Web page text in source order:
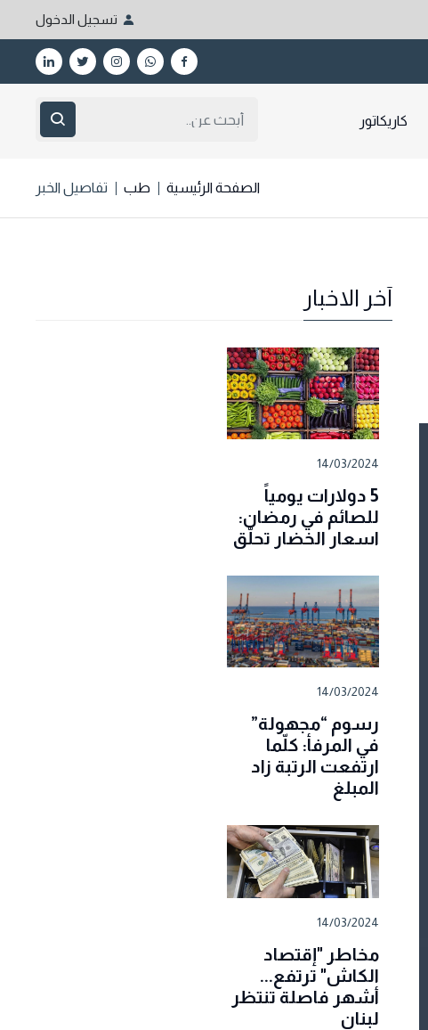
تسجيل الدخول
كاريكاتور
الصفحة الرئيسية طب تفاصيل الخبر
آخر الاخبار
14/03/2024
5 دولارات يومياً
للصائم في رمضان:
اسعار الخضار تحلّق
14/03/2024
رسوم “مجهولة”
في المرفأ: كلّما
ارتفعت الرتبة زاد
المبلغ
14/03/2024
مخاطر "إقتصاد
الكاش" ترتفع...
أشهر فاصلة تنتظر
لبنان